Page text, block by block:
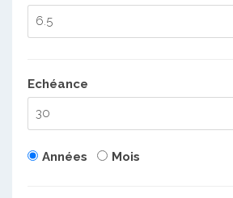
Echéance
Années Mois